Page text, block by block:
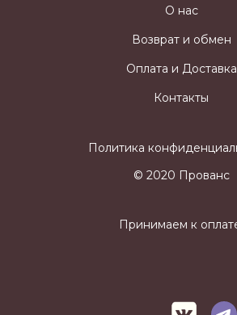
© 2020 Прованс
О нас
Возврат и обмен
Оплата и Доставка
Контакты
Политика
Принимаем к